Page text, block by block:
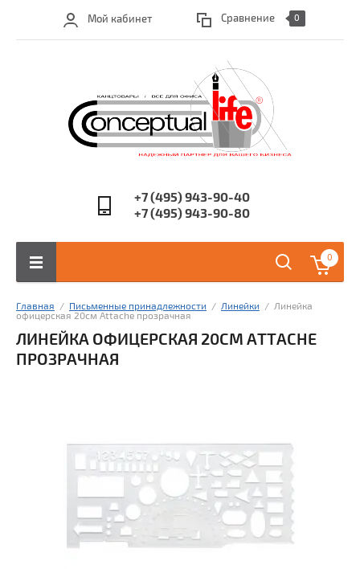
Мой кабинет Сравнение 0
+7 (495) 943-90-40
+7 (495) 943-90-80
0
Главная
  /
Письменные принадлежности
  /
Линейки
  /  Линейка
офицерская 20см Attache прозрачная
ЛИНЕЙКА ОФИЦЕРСКАЯ 20СМ ATTACHE
ПРОЗРАЧНАЯ